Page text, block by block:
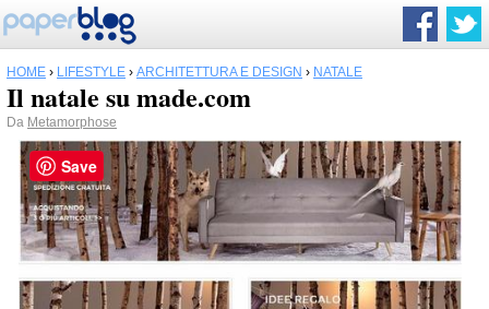
HOME › LIFESTYLE › ARCHITETTURA E DESIGN › NATALE
Il natale su made.com
Da Metamorphose
Save